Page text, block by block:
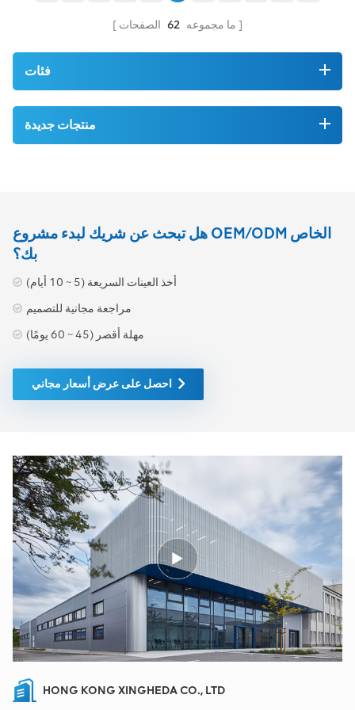
أبيض موصل D-SUB 2V2
مقاومة الموصل ≥4.95Ω/كم
مقاومة العزل ≥100MΩ، 500V
أسود/أبيض الغلاف الخارجي
ذلك المجددة والجديدة، والسعر
عادة ما يكون أقل بنسبة 90%
وقت توقف الشبكة. CA-
مثل جميع أجهزتنا، تأخذ ضمانًا
فقط معدات السوق الخضراء
وحماية البيئة. يتم توفير كل ذلك
بأفضل سعر ممكن، وسيتم نقل
قدر كبير من فعالية التكلفة إليك
مباشرةً. يمثل CA-4MM2C-
DSUB2V2-2000 منتجًا واحدًا
فقط في مجموعة أجهزتنا ذات
المستوى العالمي. تشتمل
المحفظة على أسماء صناعية
معروفة جدًا، مثل Nokia
وHuawei وZTE وSiemens
وNortel وEricsson وAlcatel
الكثير من المخزون، شكرًا جزيلاً
ما مجموعه 62 الصفحات
فئات
منتجات جديدة
هل تبحث عن شريك لبدء مشروع OEM/ODM الخاص
بك؟
أخذ العينات السريعة (5 ~ 10 أيام)
مراجعة مجانية للتصميم
مهلة أقصر (45 ~ 60 يومًا)
احصل على عرض أسعار مجاني
HONG KONG XINGHEDA CO., LTD